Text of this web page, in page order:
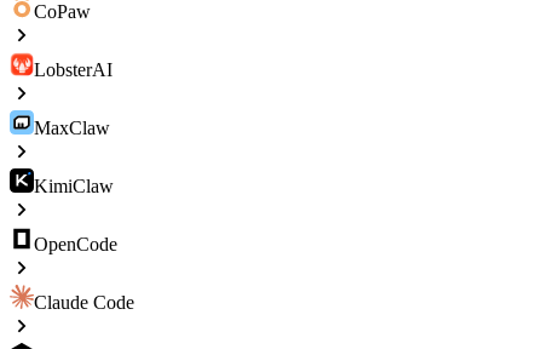
CoPaw
LobsterAI
MaxClaw
KimiClaw
OpenCode
Claude Code